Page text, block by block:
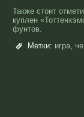
Также стоит
куплен
фунтов.
Метки: игра,